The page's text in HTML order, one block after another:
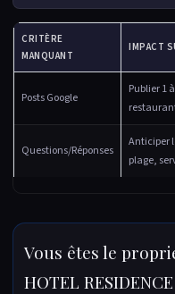
CRITÈRE
MANQUANT
IMPACT
Posts Google
Publier 1
Questions/Réponses
Anticiper
plage,
Vous êtes le
HOTEL